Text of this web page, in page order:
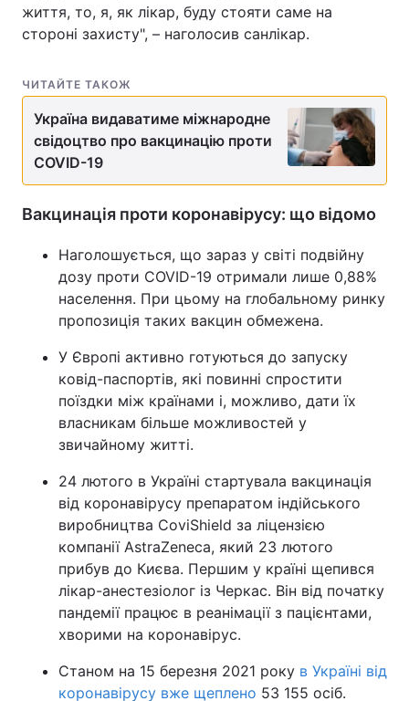
життя, то, я, як лікар, буду стояти саме на
стороні захисту", – наголосив санлікар.
ЧИТАЙТЕ ТАКОЖ
Україна видаватиме міжнародне
свідоцтво про вакцинацію проти
COVID-19
Вакцинація проти коронавірусу: що відомо
Наголошується, що зараз у світі подвійну
дозу проти COVID-19 отримали лише 0,88%
населення. При цьому на глобальному ринку
пропозиція таких вакцин обмежена.
У Європі активно готуються до запуску
ковід-паспортів, які повинні спростити
поїздки між країнами і, можливо, дати їх
власникам більше можливостей у
звичайному житті.
24 лютого в Україні стартувала вакцинація
від коронавірусу препаратом індійського
виробництва CoviShield за ліцензією
компанії AstraZeneca, який 23 лютого
прибув до Києва. Першим у країні щепився
лікар-анестезіолог із Черкас. Він від початку
пандемії працює в реанімації з пацієнтами,
хворими на коронавірус.
Станом на 15 березня 2021 року в Україні від
коронавірусу вже щеплено 53 155 осіб.